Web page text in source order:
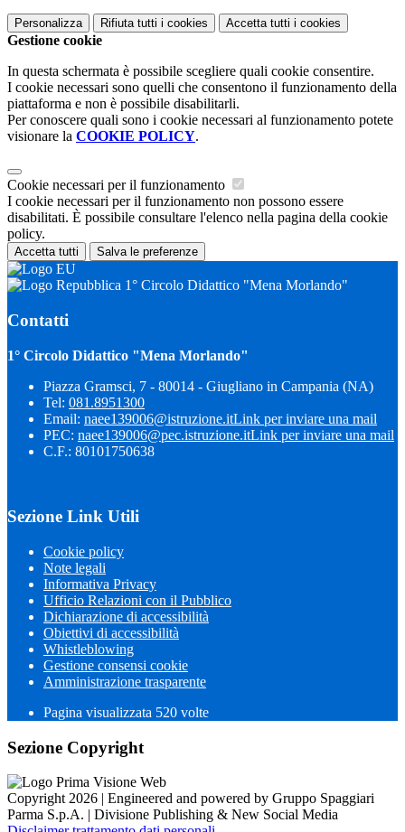
Personalizza Rifiuta tutti i cookies Accetta tutti i cookies
Gestione cookie
In questa schermata è possibile scegliere quali cookie consentire.
I cookie necessari sono quelli che consentono il funzionamento della
piattaforma e non è possibile disabilitarli.
Per conoscere quali sono i cookie necessari al funzionamento potete
visionare la COOKIE POLICY.
Cookie necessari per il funzionamento
I cookie necessari per il funzionamento non possono essere
disabilitati. È possibile consultare l'elenco nella pagina della cookie
policy.
Accetta tutti Salva le preferenze
1° Circolo Didattico "Mena Morlando"
Contatti
1° Circolo Didattico "Mena Morlando"
Piazza Gramsci, 7 - 80014 - Giugliano in Campania (NA)
Tel: 081.8951300
Email: naee139006@istruzione.itLink per inviare una mail
PEC: naee139006@pec.istruzione.itLink per inviare una mail
C.F.: 80101750638
Sezione Link Utili
Cookie policy
Note legali
Informativa Privacy
Ufficio Relazioni con il Pubblico
Dichiarazione di accessibilità
Obiettivi di accessibilità
Whistleblowing
Gestione consensi cookie
Amministrazione trasparente
Pagina visualizzata 520 volte
Sezione Copyright
Copyright 2026 | Engineered and powered by Gruppo Spaggiari
Parma S.p.A. | Divisione Publishing & New Social Media